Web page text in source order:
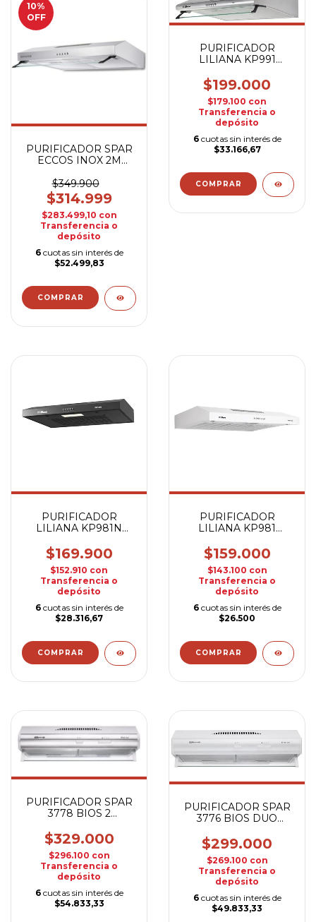
10%
OFF
PURIFICADOR SPAR
ECCOS INOX 2M
$349.900
$314.999
$283.499,10 con
Transferencia o
depósito
6 cuotas sin interés de
$52.499,83
PURIFICADOR
LILIANA KP991
$199.000
$179.100 con
Transferencia o
depósito
6 cuotas sin interés de
$33.166,67
PURIFICADOR
LILIANA KP981N
$169.900
$152.910 con
Transferencia o
depósito
6 cuotas sin interés de
$28.316,67
PURIFICADOR
LILIANA KP981
$159.000
$143.100 con
Transferencia o
depósito
6 cuotas sin interés de
$26.500
PURIFICADOR SPAR
3778 BIOS 2
BLANCO/ACERO
$329.000
$296.100 con
Transferencia o
depósito
6 cuotas sin interés de
$54.833,33
PURIFICADOR SPAR
3776 BIOS DUO
$299.000
$269.100 con
Transferencia o
depósito
6 cuotas sin interés de
$49.833,33